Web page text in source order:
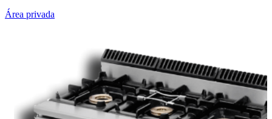
Área privada